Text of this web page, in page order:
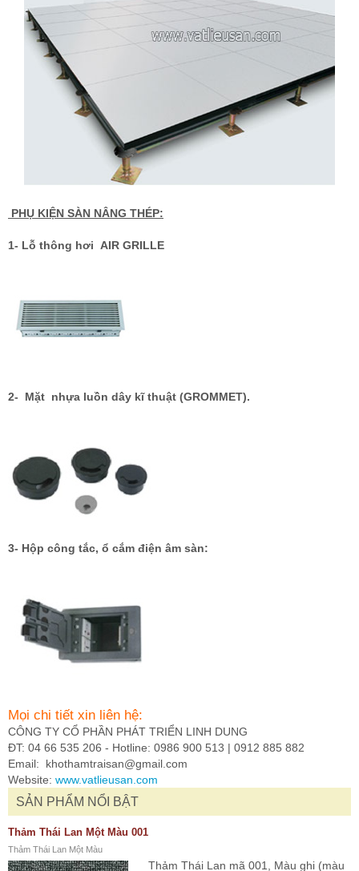
PHỤ KIỆN SÀN NÂNG THÉP:
1- Lỗ thông hơi AIR GRILLE
2- Mặt nhựa luồn dây kĩ thuật (GROMMET).
3- Hộp công tắc, ổ cắm điện âm sàn:
Mọi chi tiết xin liên hệ:
CÔNG TY CỔ PHẦN PHÁT TRIỂN LINH DUNG
ĐT: 04 66 535 206 - Hotline: 0986 900 513 | 0912 885 882
Email:
khothamtraisan@gmail.com
Website: www.vatlieusan.com
SẢN PHẨM NỔI BẬT
Thảm Thái Lan Một Màu 001
Thảm Thái Lan Một Màu
Thảm Thái Lan mã 001, Màu ghi (màu